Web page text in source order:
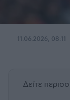
11.06.2026, 08:11
Δείτε